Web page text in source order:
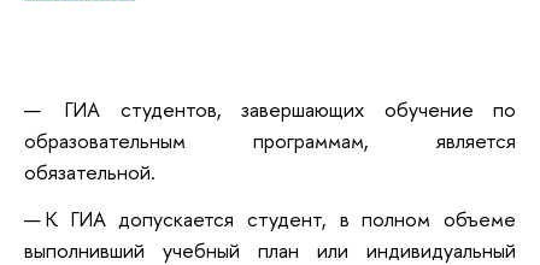
ГИА студентов, завершающих обучение по
образовательным программам, является
обязательной.
К ГИА допускается студент, в полном объеме
выполнивший учебный план или индивидуальный